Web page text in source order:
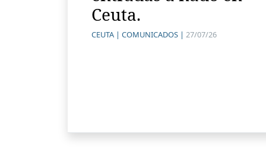
Ceuta.
CEUTA | COMUNICADOS | 27/07/26